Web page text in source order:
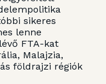
sikeres
lenne
FTA-kat
Malajzia,
földrajzi régiók